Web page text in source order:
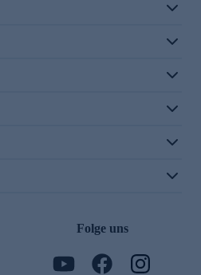
Folge uns